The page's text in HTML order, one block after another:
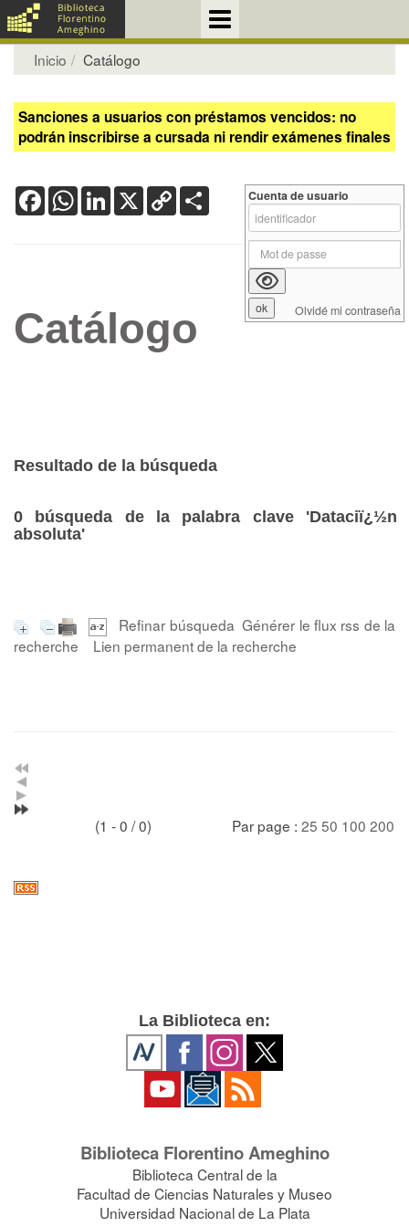
Inicio Catálogo
Sanciones a usuarios con préstamos vencidos: no
podrán inscribirse a cursada ni rendir exámenes finales
FacebookWhatsApp
LinkedIn
X Copy
Link
Catálogo
Resultado de la búsqueda
0 búsqueda de la palabra clave 'Dataciï¿½n
absoluta'
Refinar búsqueda Générer le flux rss de la
recherche
Lien permanent de la recherche
(1 - 0 / 0) Par page : 25 50 100 200
Cuenta de usuario
Olvidé mi contraseña
La Biblioteca en:
Biblioteca Florentino Ameghino
Biblioteca Central de la
Facultad de Ciencias Naturales y Museo
Universidad Nacional de La Plata